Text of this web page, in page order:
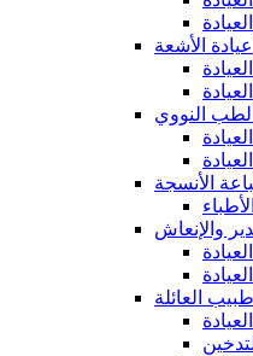
عيادة الأشعة
الطب النووي
الأنسجة
الأطباء
والإنعاش
طبيب العائلة